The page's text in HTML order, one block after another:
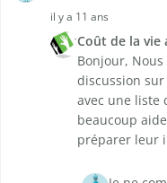
il y a 11 ans
Coût de la vie
Bonjour,
discussion
avec une liste
beaucoup
préparer leur